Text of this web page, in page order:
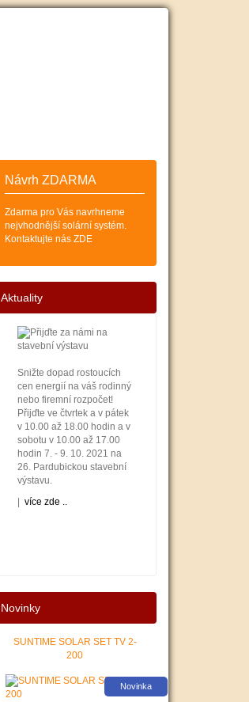
Návrh ZDARMA
Zdarma pro Vás navrhneme
nejvhodnější solární systém.
Kontaktujte nás ZDE
Aktuality
Snižte dopad rostoucích
cen energií na váš rodinný
nebo firemní rozpočet!
Přijďte ve čtvrtek a v pátek
v 10.00 až 18.00 hodin a v
sobotu v 10.00 až 17.00
hodin 7. - 9. 10. 2021 na
26. Pardubickou stavební
výstavu.
více zde ..
Nové podmínky dotací na
nové solární systémy,
tepelná čerpadla a kotle
jsou vyhlášeny. Příjem
2021. Zajistěte si pro vás
levnější a pohodlnější
Novinky
SUNTIME SOLAR SET TV 2-
200
Novinka